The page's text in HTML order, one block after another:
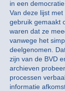
in een
Van deze lijst
gebruik gemaakt
waren dat ze
vanwege het
deelgenomen.
zijn van de BVD
archieven
processen
informatie